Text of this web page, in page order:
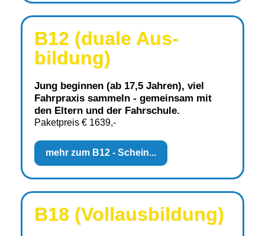
B12 (duale Aus­
bildung)
Jung beginnen (ab 17,5 Jah­ren), viel
Fahrpraxis sammeln - ge­mein­sam mit
den Eltern und der Fahr­schule.
Paketpreis € 1639,-
mehr zum B12 - Schein...
B18 (Vollausbil­dung)